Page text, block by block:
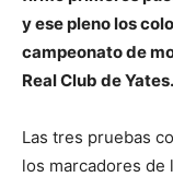
y ese pleno los
campeonato de
Real Club de Yates.
Las tres pruebas
los marcadores de